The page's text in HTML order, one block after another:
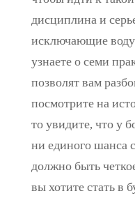
дисциплина и
исключающие
узнаете о семи
позволят вам
посмотрите на
то увидите, что у
ни единого шанса
должно быть
вы хотите стать в